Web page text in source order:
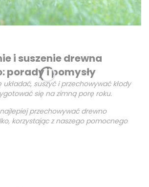
i suszenie drewna
porady i pomysły
suszyć i przechowywać kłody
się na zimną porę roku.
przechowywać drewno
korzystając z naszego pomocnego